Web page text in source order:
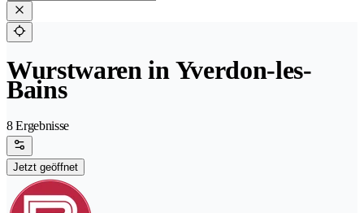
Wurstwaren in Yverdon-les-
Bains
8 Ergebnisse
Jetzt geöffnet